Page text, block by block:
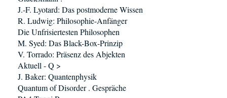
J.-F. Lyotard: Das postmoderne Wissen
R. Ludwig: Philosophie-Anfänger
Die Unfrisiertesten Philosophen
M. Syed: Das Black-Box-Prinzip
V. Torrado: Präsenz des Abjekten
Aktuell - Q >
J. Baker: Quantenphysik
Quantum of Disorder . Gespräche